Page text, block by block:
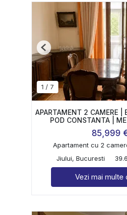
1 / 7
Previous
APARTAMENT 2 CAMERE |
POD CONSTANTA |
85,999
Apartament cu 2
Jiului, Bucuresti
Vezi mai multe